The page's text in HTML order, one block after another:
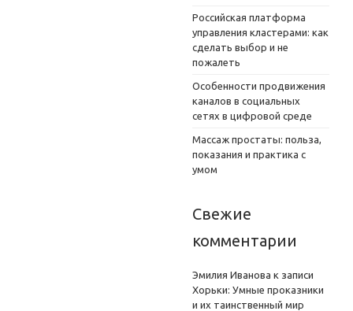
Российская платформа
управления кластерами: как
сделать выбор и не
пожалеть
Особенности продвижения
каналов в социальных
сетях в цифровой среде
Массаж простаты: польза,
показания и практика с
умом
Свежие
комментарии
Эмилия Иванова к записи
Хорьки: Умные проказники
и их таинственный мир